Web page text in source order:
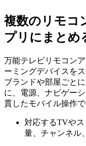
複数のリモコ
プリにまとめ
万能テレビリモコン
ーミングデバイスを
ブランドや部屋ごと
に、電源、ナビゲー
貫したモバイル操作で
対応するTVや
量、チャンネル